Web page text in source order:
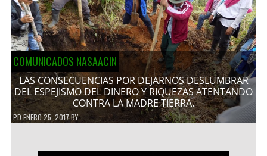
COMUNICADOS NASAACIN
LAS CONSECUENCIAS POR DEJARNOS DESLUMBRAR
DEL ESPEJISMO DEL DINERO Y RIQUEZAS ATENTANDO
CONTRA LA MADRE TIERRA.
PDENERO 25, 2017BY